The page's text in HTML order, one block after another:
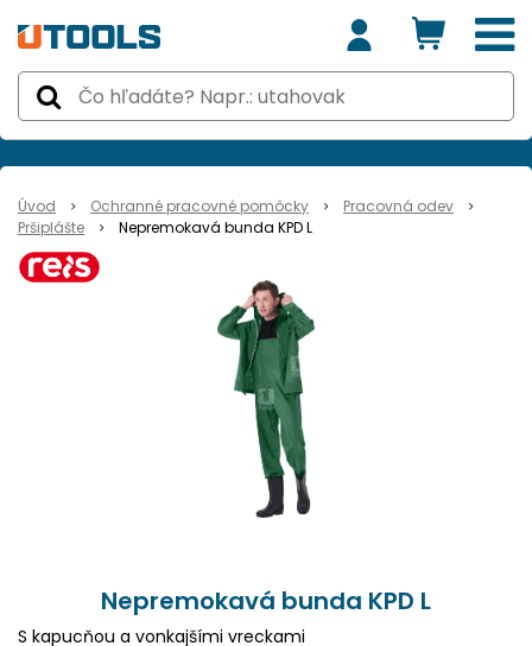
Úvod Ochranné pracovné pomôcky
Pracovná odev
Pršiplášte
Nepremokavá bunda KPD L
Nepremokavá bunda KPD L
S kapucňou a vonkajšími vreckami